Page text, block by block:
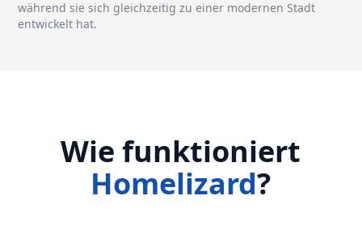
während sie sich gleichzeitig zu einer modernen Stadt
entwickelt hat.
Wie funktioniert
Homelizard?